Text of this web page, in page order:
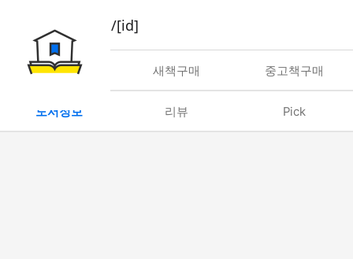
book/rent/[id]
대여 새책구매 중고책구매
도서정보 리뷰 Pick